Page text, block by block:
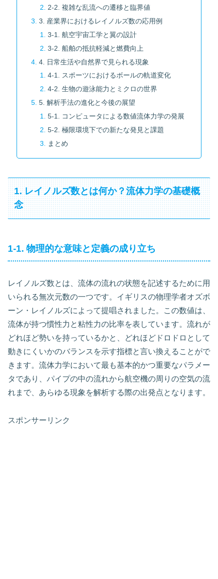
2-2. 複雑な乱流への遷移と臨界値
3. 産業界におけるレイノルズ数の応用例
3-1. 航空宇宙工学と翼の設計
3-2. 船舶の抵抗軽減と燃費向上
4. 日常生活や自然界で見られる現象
4-1. スポーツにおけるボールの軌道変化
4-2. 生物の遊泳能力とミクロの世界
5. 解析手法の進化と今後の展望
5-1. コンピュータによる数値流体力学の発展
5-2. 極限環境下での新たな発見と課題
まとめ
1. レイノルズ数とは何か？流体力学の基礎概
念
1-1. 物理的な意味と定義の成り立ち
レイノルズ数とは、流体の流れの状態を記述するために用
いられる無次元数の一つです。イギリスの物理学者オズボ
ーン・レイノルズによって提唱されました。この数値は、
流体が持つ慣性力と粘性力の比率を表しています。流れが
どれほど勢いを持っているかと、どれほどドロドロとして
動きにくいかのバランスを示す指標と言い換えることがで
きます。流体力学において最も基本的かつ重要なパラメー
タであり、パイプの中の流れから航空機の周りの空気の流
れまで、あらゆる現象を解析する際の出発点となります。
スポンサーリンク